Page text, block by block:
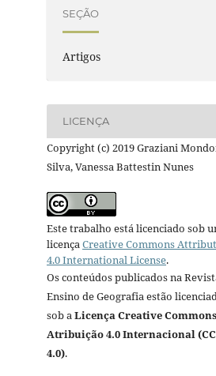
SEÇÃO
Artigos
LICENÇA
Copyright (c) 2019 Graziani
Silva, Vanessa Battestin Nunes
Este trabalho está licenciado sob
licençaCreative Commons
4.0 International License.
Os conteúdos publicados na
Ensino de Geografia estão
sob aLicença Creative Commons
Atribuição 4.0 Internacional (CC
4.0).